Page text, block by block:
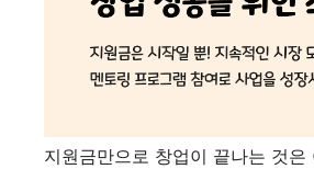
지원금만으로 창업이 끝나는 것은